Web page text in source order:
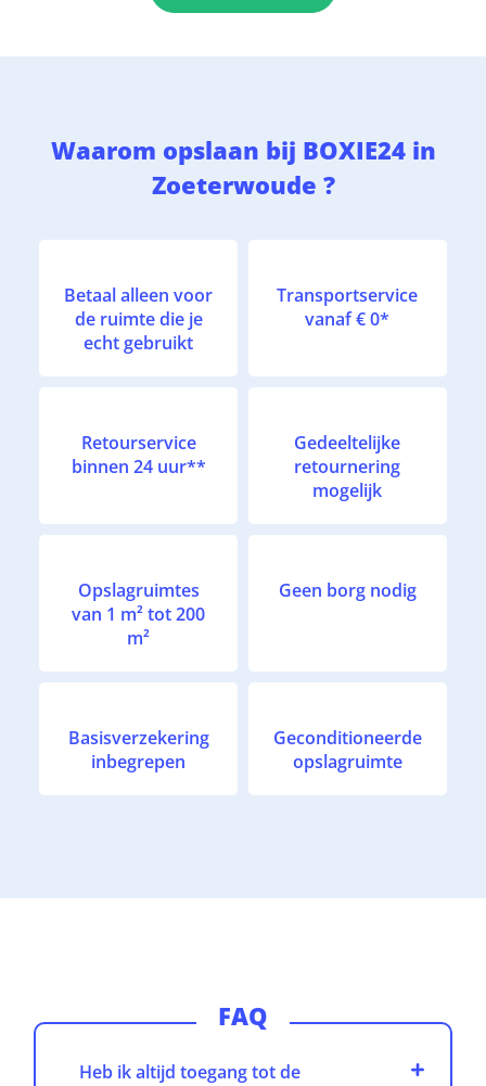
Waarom opslaan bij BOXIE24 in
Zoeterwoude ?
Betaal alleen voor
de ruimte die je
echt gebruikt
Transportservice
vanaf € 0*
Retourservice
binnen 24 uur**
Gedeeltelijke
retournering
mogelijk
Opslagruimtes
van 1 m² tot 200
m²
Geen borg nodig
Basisverzekering
inbegrepen
Geconditioneerde
opslagruimte
FAQ
Heb ik altijd toegang tot de